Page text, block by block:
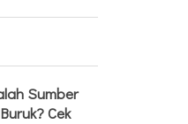
Sumber
Cek